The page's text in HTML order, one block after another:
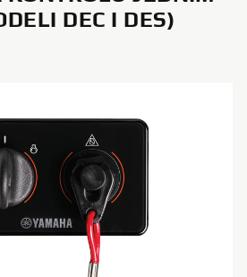
DEC I DES)